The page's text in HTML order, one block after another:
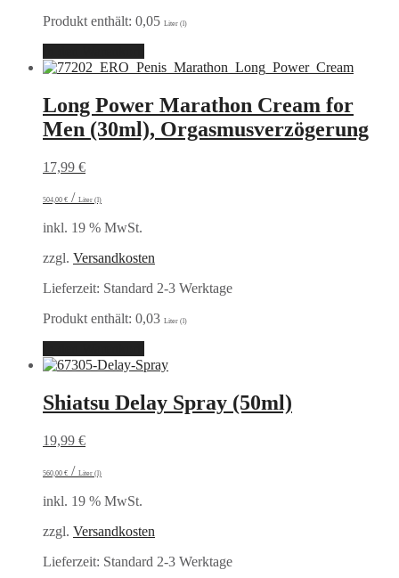
Produkt enthält: 0,05 Liter (l)
Long Power Marathon Cream for
Men (30ml), Orgasmusverzögerung
17,99 €
504,00 € / Liter (l)
inkl. 19 % MwSt.
zzgl. Versandkosten
Lieferzeit: Standard 2-3 Werktage
Produkt enthält: 0,03 Liter (l)
Shiatsu Delay Spray (50ml)
19,99 €
560,00 € / Liter (l)
inkl. 19 % MwSt.
zzgl. Versandkosten
Lieferzeit: Standard 2-3 Werktage